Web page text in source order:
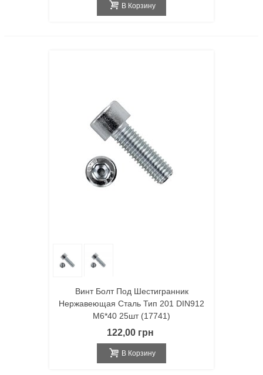
В Корзину
Винт Болт Под Шестигранник
Нержавеющая Сталь Тип 201 DIN912
M6*40 25шт (17741)
122,00 грн
В Корзину